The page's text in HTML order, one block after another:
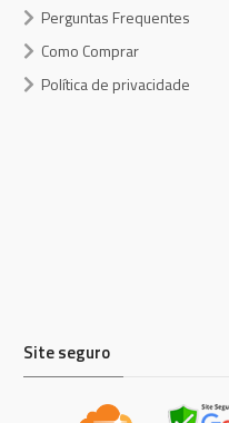
Perguntas Frequentes
Como Comprar
Política de privacidade
Site seguro